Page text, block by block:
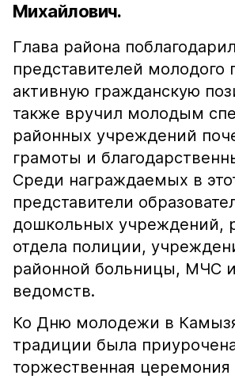
Михайлович.
Глава района поблагодарил
представителей молодого
активную гражданскую
также вручил молодым
районных учреждений
грамоты и
Среди награждаемых в
представители
дошкольных учреждений,
отдела полиции,
районной больницы, МЧС
ведомств.
Ко Дню молодежи в
традиции была
торжественная церемония